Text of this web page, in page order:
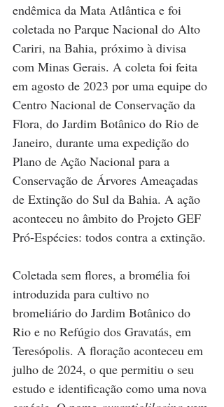
endêmica da Mata Atlântica e foi
coletada no Parque Nacional do Alto
Cariri, na Bahia, próximo à divisa
com Minas Gerais. A coleta foi feita
em agosto de 2023 por uma equipe do
Centro Nacional de Conservação da
Flora, do Jardim Botânico do Rio de
Janeiro, durante uma expedição do
Plano de Ação Nacional para a
Conservação de Árvores Ameaçadas
de Extinção do Sul da Bahia. A ação
aconteceu no âmbito do Projeto GEF
Pró-Espécies: todos contra a extinção.
Coletada sem flores, a bromélia foi
introduzida para cultivo no
bromeliário do Jardim Botânico do
Rio e no Refúgio dos Gravatás, em
Teresópolis. A floração aconteceu em
julho de 2024, o que permitiu o seu
estudo e identificação como uma nova